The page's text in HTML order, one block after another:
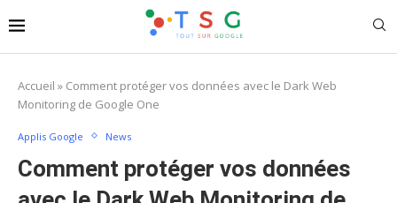
Accueil » Comment protéger vos données avec le Dark Web
Monitoring de Google One
Applis Google News
Comment protéger vos données